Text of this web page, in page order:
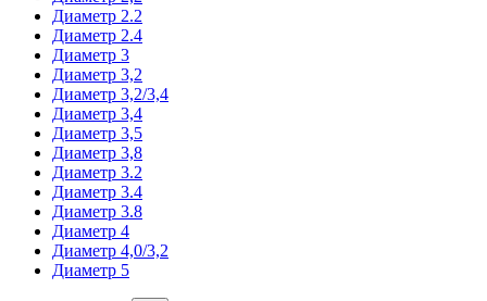
Диаметр 2.2
Диаметр 2.4
Диаметр 3
Диаметр 3,2
Диаметр 3,2/3,4
Диаметр 3,4
Диаметр 3,5
Диаметр 3,8
Диаметр 3.2
Диаметр 3.4
Диаметр 3.8
Диаметр 4
Диаметр 4,0/3,2
Диаметр 5